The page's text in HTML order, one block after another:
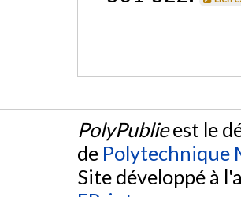
PolyPublieest le
de Polytechnique
Site développé à